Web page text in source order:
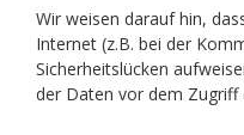
Wir weisen darauf hin,
Internet (z.B. bei der
Sicherheitslücken
der Daten vor dem